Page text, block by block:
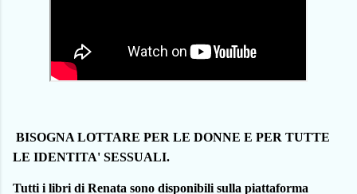
BISOGNA LOTTARE PER LE DONNE E PER TUTTE
LE IDENTITA' SESSUALI.
Tutti i libri di Renata sono disponibili sulla piattaforma